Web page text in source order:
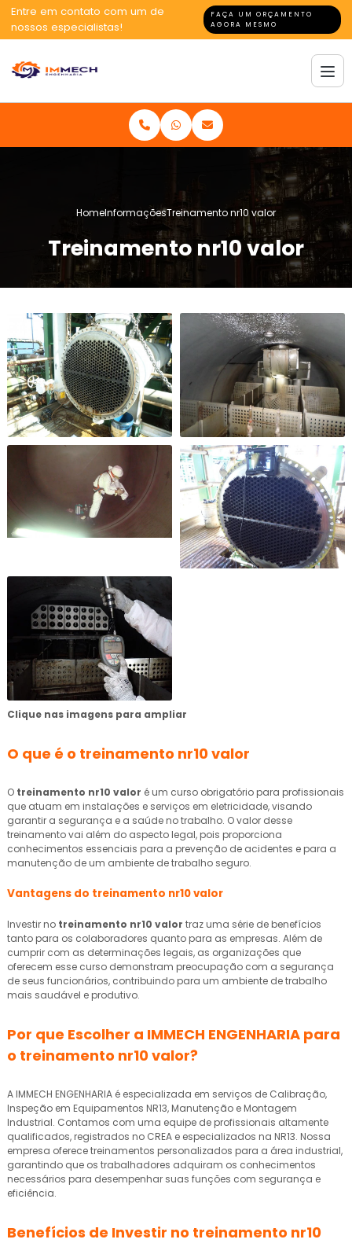
Entre em contato com um de
nossos especialistas!
FAÇA UM ORÇAMENTO
AGORA MESMO
HomeInformaçõesTreinamento nr10 valor
Treinamento nr10 valor
Clique nas imagens para ampliar
O que é o treinamento nr10 valor
O treinamento nr10 valor é um curso obrigatório para profissionais
que atuam em instalações e serviços em eletricidade, visando
garantir a segurança e a saúde no trabalho. O valor desse
treinamento vai além do aspecto legal, pois proporciona
conhecimentos essenciais para a prevenção de acidentes e para a
manutenção de um ambiente de trabalho seguro.
Vantagens do treinamento nr10 valor
Investir no treinamento nr10 valor traz uma série de benefícios
tanto para os colaboradores quanto para as empresas. Além de
cumprir com as determinações legais, as organizações que
oferecem esse curso demonstram preocupação com a segurança
de seus funcionários, contribuindo para um ambiente de trabalho
mais saudável e produtivo.
Por que Escolher a IMMECH ENGENHARIA para
o treinamento nr10 valor?
A IMMECH ENGENHARIA é especializada em serviços de Calibração,
Inspeção em Equipamentos NR13, Manutenção e Montagem
Industrial. Contamos com uma equipe de profissionais altamente
qualificados, registrados no CREA e especializados na NR13. Nossa
empresa oferece treinamentos personalizados para a área industrial,
garantindo que os trabalhadores adquiram os conhecimentos
necessários para desempenhar suas funções com segurança e
eficiência.
Benefícios de Investir no treinamento nr10